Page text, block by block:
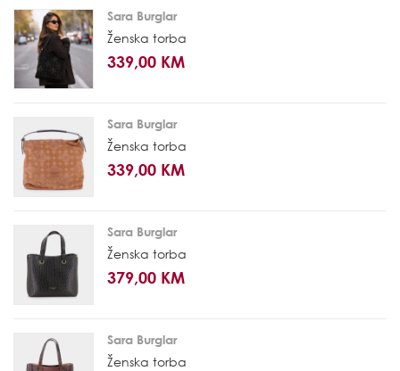
Sara Burglar
Ženska torba
339,00 KM
Sara Burglar
Ženska torba
339,00 KM
Sara Burglar
Ženska torba
379,00 KM
Sara Burglar
Ženska torba